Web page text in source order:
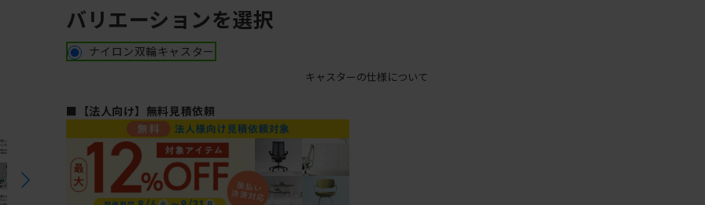
バリエーションを選択
ナイロン双輪キャスター
キャスターの仕様について
■【法人向け】無料見積依頼